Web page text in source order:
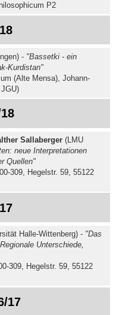
P2
- "Bassetki - ein
Kurdistan"
(Alte Mensa), Johann-
Sallaberger (LMU
neue Interpretationen
Quellen"
309, Hegelstr. 59, 55122
Halle-Wittenberg) - "Das
Unterschiede,
309, Hegelstr. 59, 55122
17